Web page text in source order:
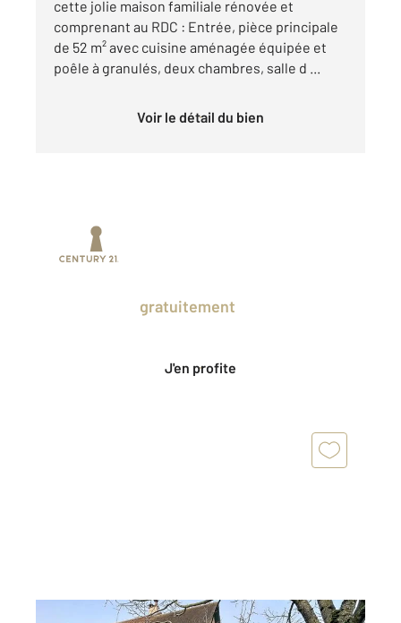
cette jolie maison familiale rénovée et
comprenant au RDC : Entrée, pièce principale
de 52 m² avec cuisine aménagée équipée et
poêle à granulés, deux chambres, salle d ...
Voir le détail du bien
gratuitement
J'en profite